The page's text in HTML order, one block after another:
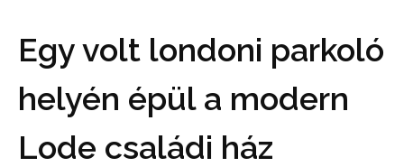
Egy volt londoni parkoló
helyén épül a modern
Lode családi ház